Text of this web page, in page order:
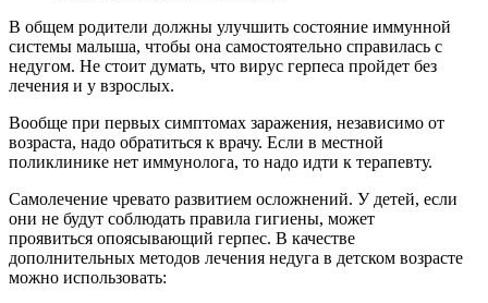
В общем родители должны улучшить состояние иммунной
системы малыша, чтобы она самостоятельно справилась с
недугом. Не стоит думать, что вирус герпеса пройдет без
лечения и у взрослых.
Вообще при первых симптомах заражения, независимо от
возраста, надо обратиться к врачу. Если в местной
поликлинике нет иммунолога, то надо идти к терапевту.
Самолечение чревато развитием осложнений. У детей, если
они не будут соблюдать правила гигиены, может
проявиться опоясывающий герпес. В качестве
дополнительных методов лечения недуга в детском возрасте
можно использовать: